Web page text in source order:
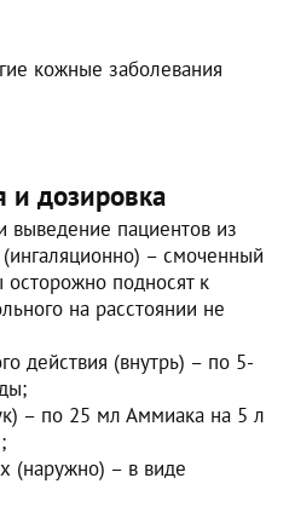
кожные заболевания
и дозировка
пациентов из
– смоченный
подносят к
на расстоянии не
действия (внутрь) – по 5-
– по 25 мл Аммиака на 5 л
(наружно) – в виде